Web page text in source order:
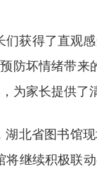
获得了直观
防坏情绪带
家长提供了清
北省图书馆
继续积极联